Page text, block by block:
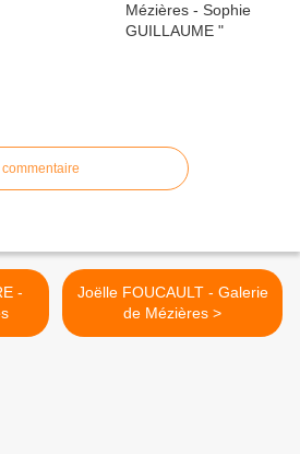
Joëlle FOUCAULT - Galerie
de Mézières >